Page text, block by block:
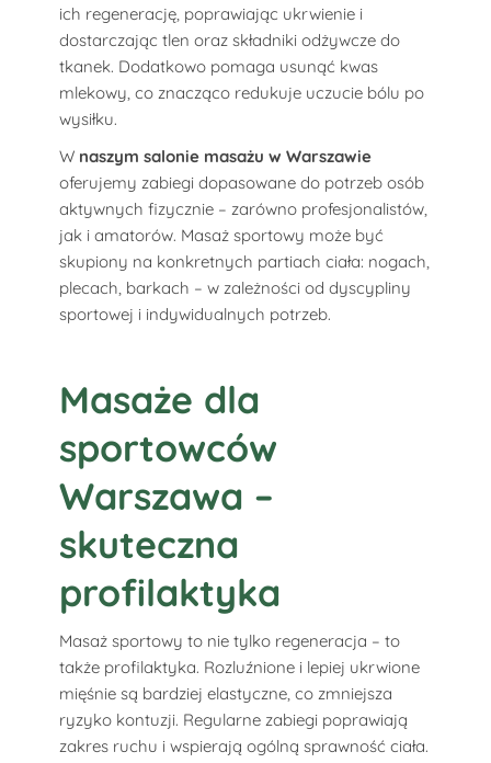
ich regenerację, poprawiając ukrwienie i
dostarczając tlen oraz składniki odżywcze do
tkanek. Dodatkowo pomaga usunąć kwas
mlekowy, co znacząco redukuje uczucie bólu po
wysiłku.
W naszym salonie masażu w Warszawie
oferujemy zabiegi dopasowane do potrzeb osób
aktywnych fizycznie – zarówno profesjonalistów,
jak i amatorów. Masaż sportowy może być
skupiony na konkretnych partiach ciała: nogach,
plecach, barkach – w zależności od dyscypliny
sportowej i indywidualnych potrzeb.
Masaże dla
sportowców
Warszawa –
skuteczna
profilaktyka
Masaż sportowy to nie tylko regeneracja – to
także profilaktyka. Rozluźnione i lepiej ukrwione
mięśnie są bardziej elastyczne, co zmniejsza
ryzyko kontuzji. Regularne zabiegi poprawiają
zakres ruchu i wspierają ogólną sprawność ciała.